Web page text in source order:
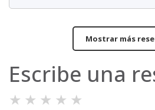
Mostrar más
Escribe una
★ ★ ★ ★ ★